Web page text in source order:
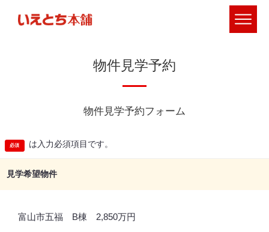
物件見学予約
物件見学予約フォーム
は入力必須項目です。
見学希望物件
富山市五福 B棟 2,850万円